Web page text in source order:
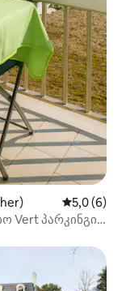
საშუალო
5,0 (6)
Vert პარკინგი,